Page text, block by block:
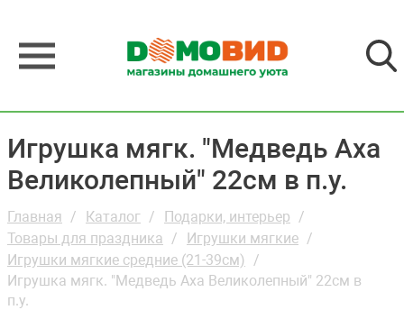
Игрушка мягк. "Медведь Аха
Великолепный" 22см в п.у.
Главная Каталог
Подарки, интерьер
Товары для праздника
Игрушки мягкие
Игрушки мягкие средние (21-39см)
Игрушка мягк. "Медведь Аха Великолепный" 22см в
п.у.